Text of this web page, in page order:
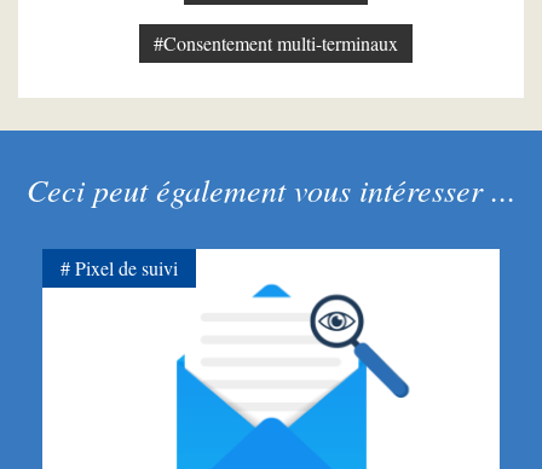
#Consentement multi-terminaux
Ceci peut également vous intéresser ...
Pixel de suivi